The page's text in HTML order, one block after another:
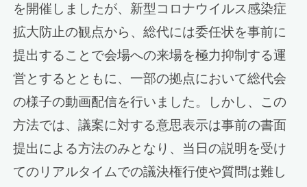
を開催しましたが、新型コロナウイルス感染症
拡大防止の観点から、総代には委任状を事前に
提出することで会場への来場を極力抑制する運
営とするとともに、一部の拠点において総代会
の様子の動画配信を行いました。しかし、この
方法では、議案に対する意思表示は事前の書面
提出による方法のみとなり、当日の説明を受け
てのリアルタイムでの議決権行使や質問は難し